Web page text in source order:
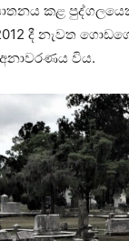
කළ
දී නැවත
අනාවරණය විය.